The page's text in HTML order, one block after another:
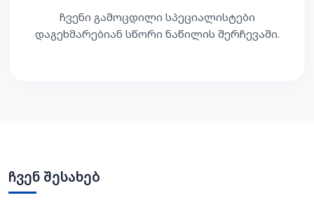
ჩვენი გამოცდილი სპეციალისტები
დაგეხმარებიან სწორი ნაწილის შერჩევაში.
ჩვენ შესახებ